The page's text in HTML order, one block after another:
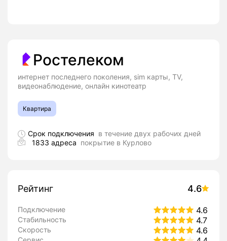
Ростелеком
интернет последнего поколения, sim карты, TV,
видеонаблюдение, онлайн кинотеатр
Квартира
Срок подключения в течение двух рабочих дней
1833 адреса покрытие в Курлово
Рейтинг 4.6
Подключение 4.6
Стабильность 4.7
Скорость 4.6